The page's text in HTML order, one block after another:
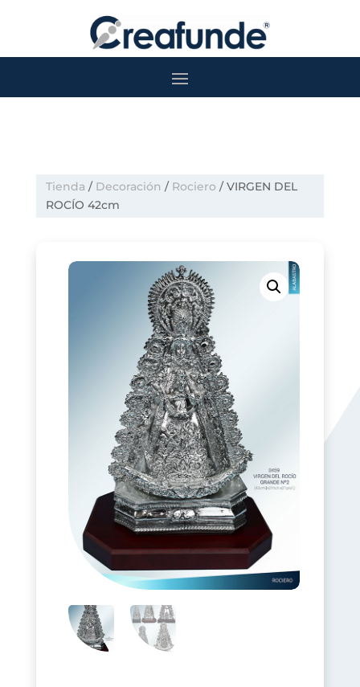
Tienda / Decoración / Rociero / VIRGEN DEL
ROCÍO 42cm